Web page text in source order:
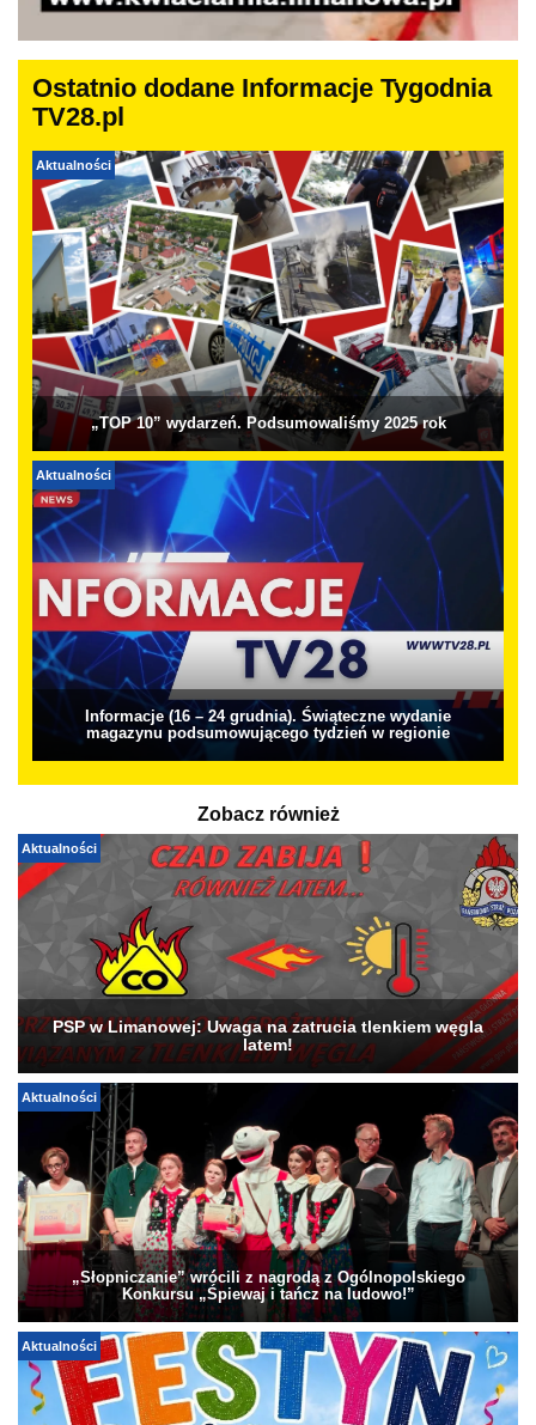
Ostatnio dodane Informacje Tygodnia
TV28.pl
Aktualności
„TOP 10” wydarzeń. Podsumowaliśmy 2025 rok
Aktualności
Informacje (16 – 24 grudnia). Świąteczne wydanie
magazynu podsumowującego tydzień w regionie
Zobacz również
Aktualności
PSP w Limanowej: Uwaga na zatrucia tlenkiem węgla
latem!
Aktualności
„Słopniczanie” wrócili z nagrodą z Ogólnopolskiego
Konkursu „Śpiewaj i tańcz na ludowo!”
Aktualności